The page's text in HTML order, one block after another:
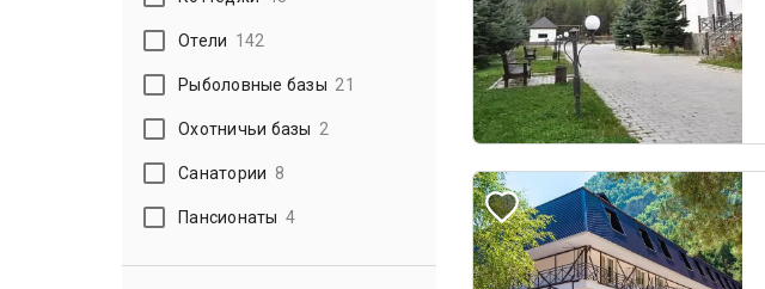
Отели 142
Рыболовные базы 21
Охотничьи базы 2
Санатории 8
Пансионаты 4